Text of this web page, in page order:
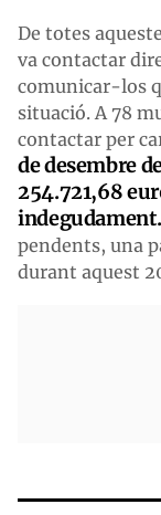
De totes
va contactar
comunicar-los
situació. A 78
contactar per
de desembre
254.721,68
indegudament.
pendents, una
durant aquest